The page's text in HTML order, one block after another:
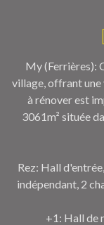
My (Ferrières):
village, offrant une
à rénover est
3061m² située
Rez: Hall
indépendant, 2
+1: Hall de